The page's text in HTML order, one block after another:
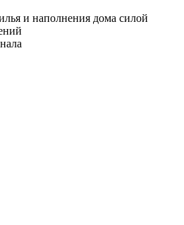
и наполнения дома силой